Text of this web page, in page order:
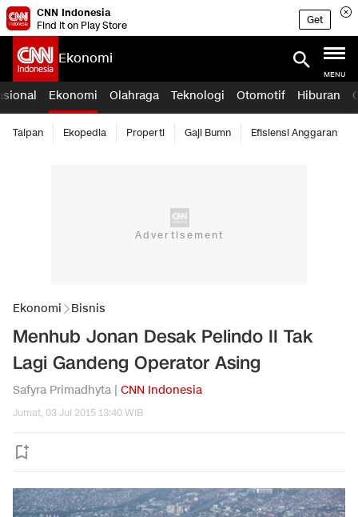
CNN Indonesia
Find it on Play Store
Get
Ekonomi
MENU
Ekonomi Olahraga Teknologi Otomotif Hiburan
Taipan Ekopedia Properti Gaji Bumn Efisiensi Anggaran
Ekonomi Bisnis
Menhub Jonan Desak Pelindo II Tak
Lagi Gandeng Operator Asing
Safyra Primadhyta | CNN Indonesia
Jumat, 03 Jul 2015 13:40 WIB